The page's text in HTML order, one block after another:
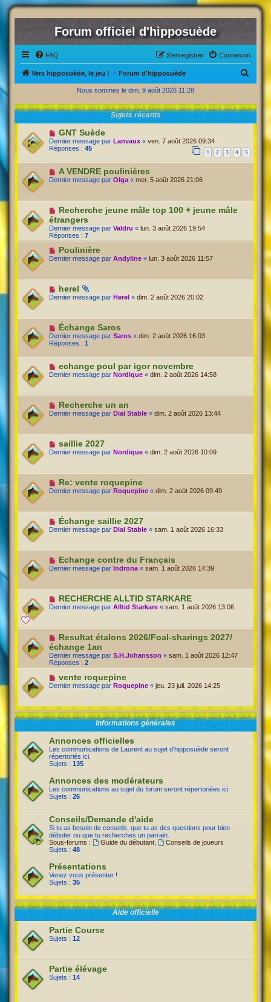
Forum officiel d'hipposuède
FAQ Connexion
S’enregistrer
Vers hipposuède, le jeu ! Forum d'hipposuède
r
Nous sommes le dim. 9 août 2026 11:28
Sujets récents
GNT Suède
Dernier message par Lanvaux « ven. 7 août 2026 09:34
Réponses : 45 1 2 3 4 5
A VENDRE poulinières
Dernier message par Olga « mer. 5 août 2026 21:06
Recherche jeune mâle top 100 + jeune mâle
étrangers
Dernier message par Valdru « lun. 3 août 2026 19:54
Réponses : 7
Poulinière
Dernier message par Andyline « lun. 3 août 2026 11:57
herel
Dernier message par Herel « dim. 2 août 2026 20:02
Échange Saros
Dernier message par Saros « dim. 2 août 2026 16:03
Réponses : 1
echange poul par igor novembre
Dernier message par Nordique « dim. 2 août 2026 14:58
Recherche un an
Dernier message par Dial Stable « dim. 2 août 2026 13:44
saillie 2027
Dernier message par Nordique « dim. 2 août 2026 10:09
Re: vente roquepine
Dernier message par Roquepine « dim. 2 août 2026 09:49
Échange saillie 2027
Dernier message par Dial Stable « sam. 1 août 2026 16:33
Echange contre du Français
Dernier message par Indrona « sam. 1 août 2026 14:39
RECHERCHE ALLTID STARKARE
Dernier message par Alltid Starkare « sam. 1 août 2026 13:06
Resultat étalons 2026/Foal-sharings 2027/
échange 1an
Dernier message par S.H.Johansson « sam. 1 août 2026 12:47
Réponses : 2
vente roquepine
Dernier message par Roquepine « jeu. 23 juil. 2026 14:25
Informations générales
Annonces officielles
Les communications de Laurent au sujet d'hipposuède seront
répertoriés ici.
Sujets : 135
Annonces des modérateurs
Les communications au sujet du forum seront répertoriées ici.
Sujets : 26
Conseils/Demande d'aide
Si tu as besoin de conseils, que tu as des questions pour bien
débuter ou que tu recherches un parrain.
Sous-forums :
Guide du débutant,
Conseils de joueurs
Sujets : 48
Présentations
Venez vous présenter !
Sujets : 35
Aide officielle
Partie Course
Sujets : 12
Partie élévage
Sujets : 14